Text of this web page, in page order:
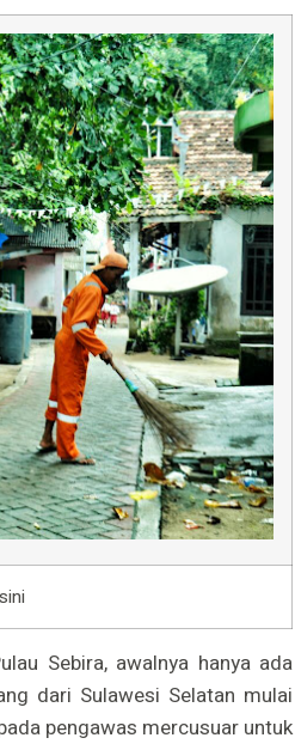
Sebira, awalnya hanya ada
dari Sulawesi Selatan mulai
pengawas mercusuar untuk